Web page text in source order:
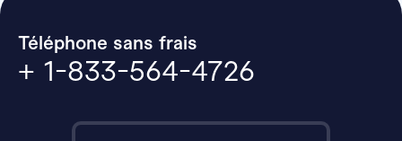
Téléphone sans frais
+ 1-833-564-4726